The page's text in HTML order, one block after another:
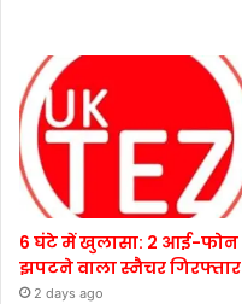
6 घंटे में खुलासा: 2 आई-फोन
झपटने वाला स्नैचर गिरफ्तार
2 days ago